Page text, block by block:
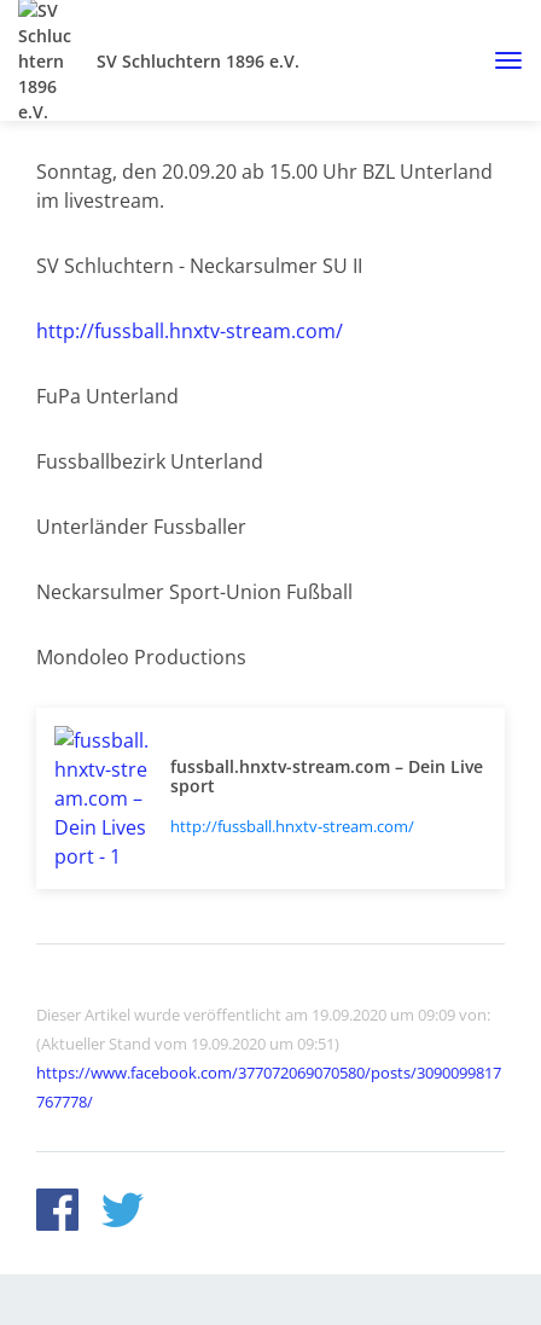
SV Schluchtern 1896 e.V.
Sonntag, den 20.09.20 ab 15.00 Uhr BZL Unterland
im livestream.
SV Schluchtern - Neckarsulmer SU II
http://fussball.hnxtv-stream.com/
FuPa Unterland
Fussballbezirk Unterland
Unterländer Fussballer
Neckarsulmer Sport-Union Fußball
Mondoleo Productions
fussball.hnxtv-stream.com – Dein Live
sport
http://fussball.hnxtv-stream.com/
Dieser Artikel wurde veröffentlicht am 19.09.2020 um 09:09 von:
(Aktueller Stand vom 19.09.2020 um 09:51)
https://www.facebook.com/377072069070580/posts/3090099817
767778/